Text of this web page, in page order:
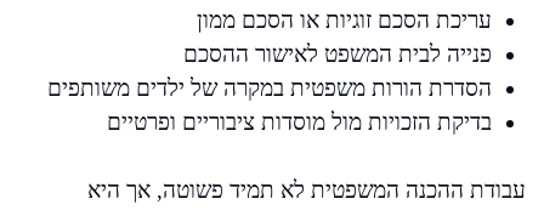
עריכת הסכם זוגיות או הסכם ממון
פנייה לבית המשפט לאישור ההסכם
הסדרת הורות משפטית במקרה של ילדים משותפים
בדיקת הזכויות מול מוסדות ציבוריים ופרטיים
עבודת ההכנה המשפטית לא תמיד פשוטה, אך היא